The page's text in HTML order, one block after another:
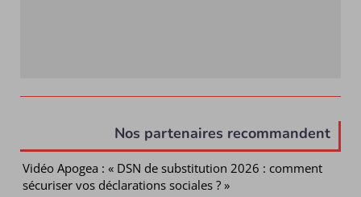
Nos partenaires recommandent
Vidéo Apogea : « DSN de substitution 2026 : comment
sécuriser vos déclarations sociales ? »